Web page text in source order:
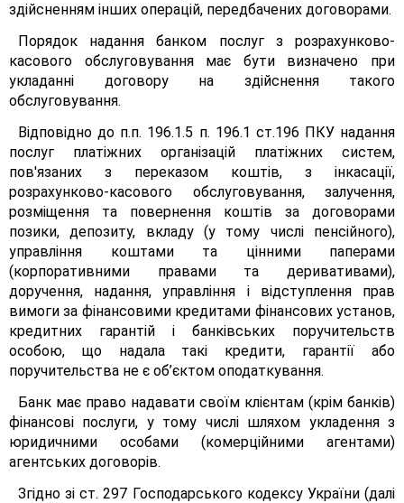
здійсненням інших операцій, передбачених договорами.
Порядок надання банком послуг з розрахунково-
касового обслуговування має бути визначено при
укладанні договору на здійснення такого
обслуговування.
Відповідно до п.п. 196.1.5 п. 196.1 ст.196 ПКУ надання
послуг платіжних організацій платіжних систем,
пов'язаних з переказом коштів, з інкасації,
розрахунково-касового обслуговування, залучення,
розміщення та повернення коштів за договорами
позики, депозиту, вкладу (у тому числі пенсійного),
управління коштами та цінними паперами
(корпоративними правами та деривативами),
доручення, надання, управління і відступлення прав
вимоги за фінансовими кредитами фінансових установ,
кредитних гарантій і банківських поручительств
особою, що надала такі кредити, гарантії або
поручительства не є об’єктом оподаткування.
Банк має право надавати своїм клієнтам (крім банків)
фінансові послуги, у тому числі шляхом укладення з
юридичними особами (комерційними агентами)
агентських договорів.
Згідно зі ст. 297 Господарського кодексу України (далі